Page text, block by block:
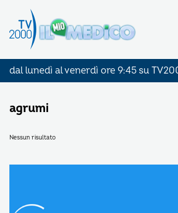
dal lunedì al venerdì ore 9:45 su
agrumi
Nessun risultato